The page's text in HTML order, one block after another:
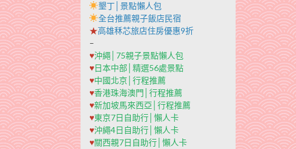
墾丁│景點懶人包
全台推薦親子飯店民宿
★高雄秝芯旅店住房優惠9折
–
♥沖繩│75親子景點懶人包
♥日本中部│精選56處景點
♥中國北京│行程推薦
♥香港珠海澳門│行程推薦
♥新加坡馬來西亞│行程推薦
♥東京7日自助行│懶人卡
♥沖繩4日自助行│懶人卡
♥關西親7日自助行│懶人卡